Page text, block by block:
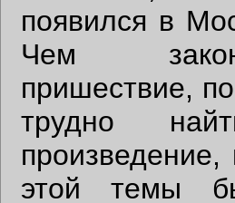
появился в
Чем
пришествие,
трудно
этой темы